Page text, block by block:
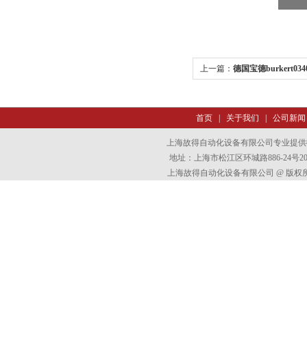
上一篇： 德国宝德
首页| 关于我们 公司新闻
上海故得自动化设备有限公司专业提供
地址：上海市松江区环城路886-24号
上海故得自动化设备有限公司 @ 版权